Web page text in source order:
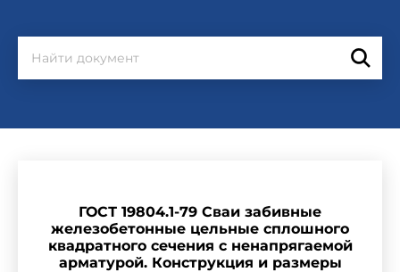
ГОСТ 19804.1-79 Сваи забивные
железобетонные цельные сплошного
квадратного сечения с ненапрягаемой
арматурой. Конструкция и размеры